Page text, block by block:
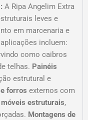
A Ripa Angelim Extra
leves e
em marcenaria e
incluem:
como caibros
telhas. Painéis
estrutural e
forros externos com
estruturais,
Montagens de